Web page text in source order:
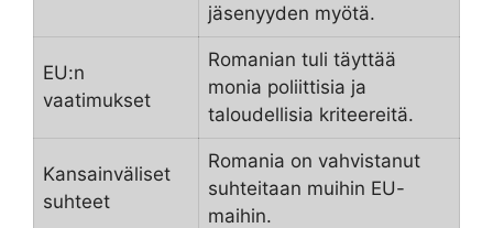
jäsenyyden myötä.
EU:n
vaatimukset
Romanian tuli täyttää
monia poliittisia ja
taloudellisia kriteereitä.
Kansainväliset
suhteet
Romania on vahvistanut
suhteitaan muihin EU-
maihin.